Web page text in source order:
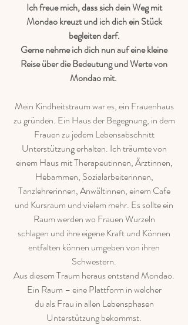
Ich freue mich, dass sich dein Weg mit
Mondao kreuzt und ich dich ein Stück
begleiten darf.
Gerne nehme ich dich nun auf eine kleine
Reise über die Bedeutung und Werte von
Mondao mit.
Mein Kindheitstraum war es, ein Frauenhaus
zu gründen. Ein Haus der Begegnung, in dem
Frauen zu jedem Lebensabschnitt
Unterstützung erhalten. Ich träumte von
einem Haus mit Therapeutinnen, Ärztinnen,
Hebammen, Sozialarbeiterinnen,
Tanzlehrerinnen, Anwältinnen, einem Cafe
und Kursraum und vielem mehr. Es sollte ein
Raum werden wo Frauen Wurzeln
schlagen und ihre eigene Kraft und Können
entfalten können umgeben von ihren
Schwestern.
Aus diesem Traum heraus entstand Mondao.
Ein Raum – eine Plattform in welcher
du als Frau in allen Lebensphasen
Unterstützung bekommst.